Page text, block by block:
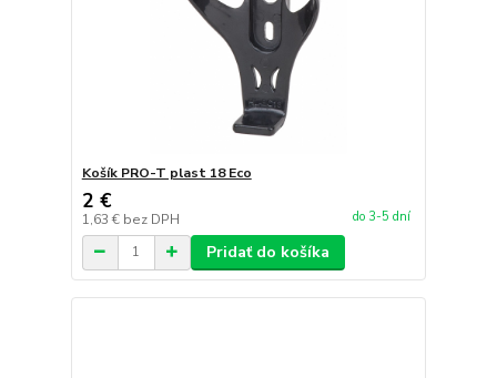
Košík PRO-T plast 18 Eco
2 €
1,63 € bez DPH do 3-5 dní
Pridať do košíka